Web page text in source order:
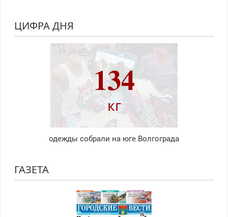
ЦИФРА ДНЯ
134
кг
одежды собрали на юге Волгограда
ГАЗЕТА